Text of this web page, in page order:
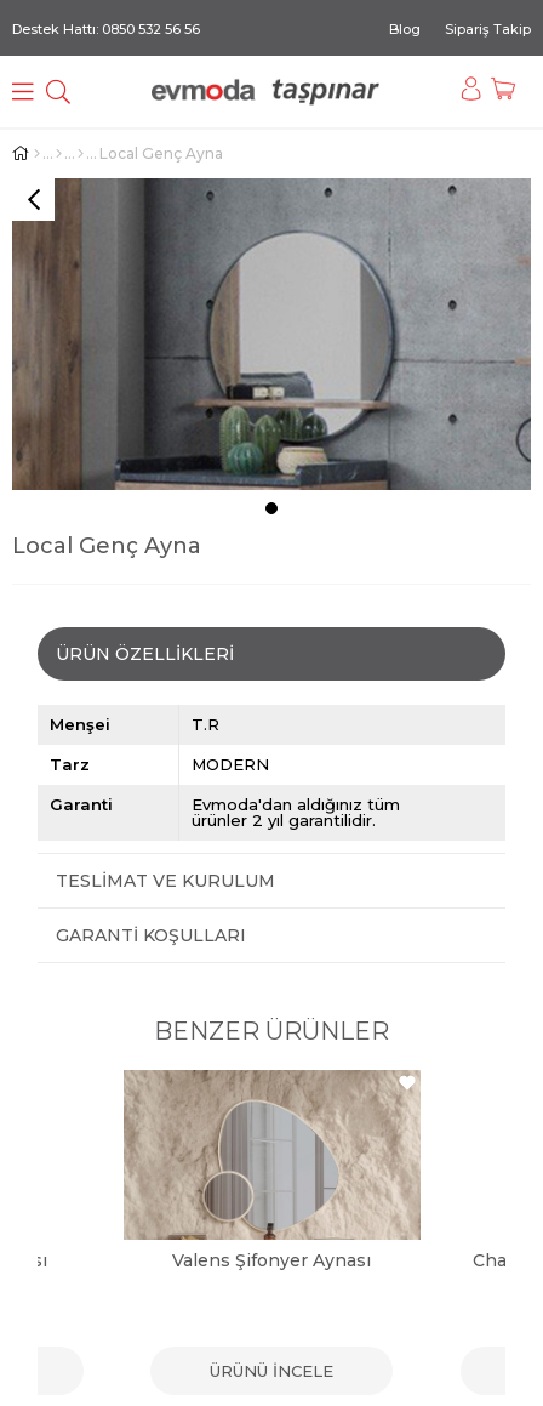
Destek Hattı: 0850 532 56 56 Blog Sipariş Takip
Local Genç Ayna
Local Genç Ayna
ÜRÜN ÖZELLIKLERI
Menşei T.R
Tarz MODERN
Garanti
Evmoda'dan aldığınız tüm
ürünler 2 yıl garantilidir.
TESLIMAT VE KURULUM
GARANTI KOŞULLARI
BENZER ÜRÜNLER
Valens Şifonyer Aynası
ÜRÜNÜ İNCELE
Charm